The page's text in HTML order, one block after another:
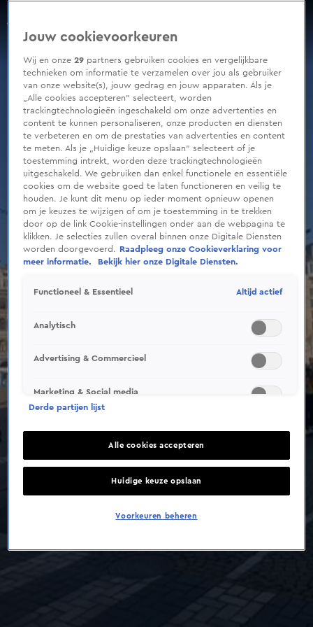
Aflevering 86, Seizoen 2025
of
Jouw cookievoorkeuren
Wij en onze29 partners gebruiken cookies en vergelijkbare
technieken om informatie te verzamelen over jou als gebruiker
van onze website(s), jouw gedrag en jouw apparaten. Als je
„Alle cookies accepteren” selecteert, worden
trackingtechnologieën ingeschakeld om onze advertenties en
content te kunnen personaliseren, onze producten en diensten
te verbeteren en om de prestaties van advertenties en content
te meten. Als je „Huidige keuze opslaan” selecteert of je
toestemming intrekt, worden deze trackingtechnologieën
uitgeschakeld. We gebruiken dan enkel functionele en essentiële
cookies om de website goed te laten functioneren en veilig te
houden. Je kunt dit menu op ieder moment opnieuw openen
om je keuzes te wijzigen of om je toestemming in te trekken
door op de link Cookie-instellingen onder aan de webpagina te
klikken. Je selecties zullen overal binnen onze Digitale Diensten
worden doorgevoerd.
Raadpleeg onze Cookieverklaring voor
meer informatie.
Bekijk hier onze Digitale Diensten.
Functioneel & Essentieel Altijd actief
Analytisch
Advertising & Commercieel
Marketing & Social media
Derde partijen lijst
Alle cookies accepteren
Huidige keuze opslaan
Voorkeuren beheren